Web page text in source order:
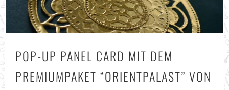
POP-UP PANEL CARD MIT DEM
PREMIUMPAKET “ORIENTPALAST” VON